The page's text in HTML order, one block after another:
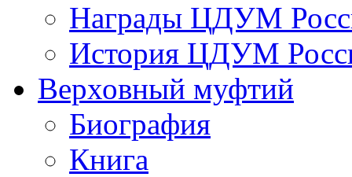
Награды ЦДУМ
История ЦДУМ
Верховный муфтий
Биография
Книга